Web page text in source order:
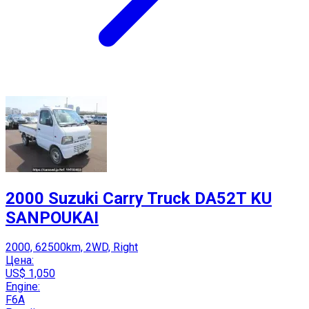
2000 Suzuki Carry Truck DA52T KU
SANPOUKAI
2000, 62500km, 2WD, Right
Цена:
US$ 1,050
Engine:
F6A